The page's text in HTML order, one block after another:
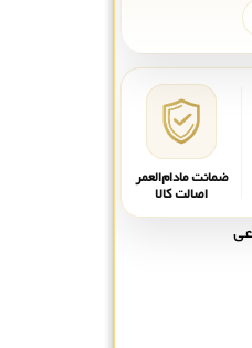
ضمانت مادام‌العمر
اصالت کالا